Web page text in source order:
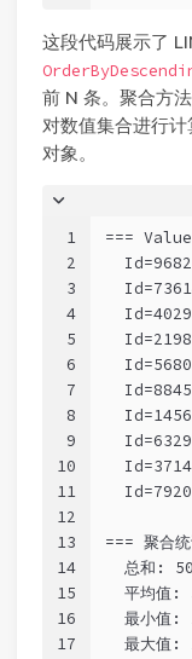
这段代码展示了
前 N 条。聚合方法
对数值集合进行
对象。
1
2
3
4
5
6
7
8
9
10
11
12
13
14
15
16
17
===
=== 聚合
总和:
平均值:
最小值:
最大值: